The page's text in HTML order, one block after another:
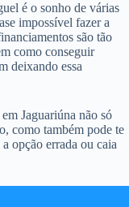
é o sonho de várias
impossível fazer a
são tão
como conseguir
deixando essa
Jaguariúna não só
como também pode te
opção errada ou caia